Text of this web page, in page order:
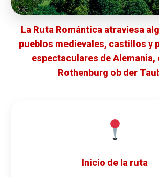
La Ruta Romántica atraviesa
pueblos medievales, castillos y
espectaculares de Alemania,
Rothenburg ob der
Inicio de la ruta